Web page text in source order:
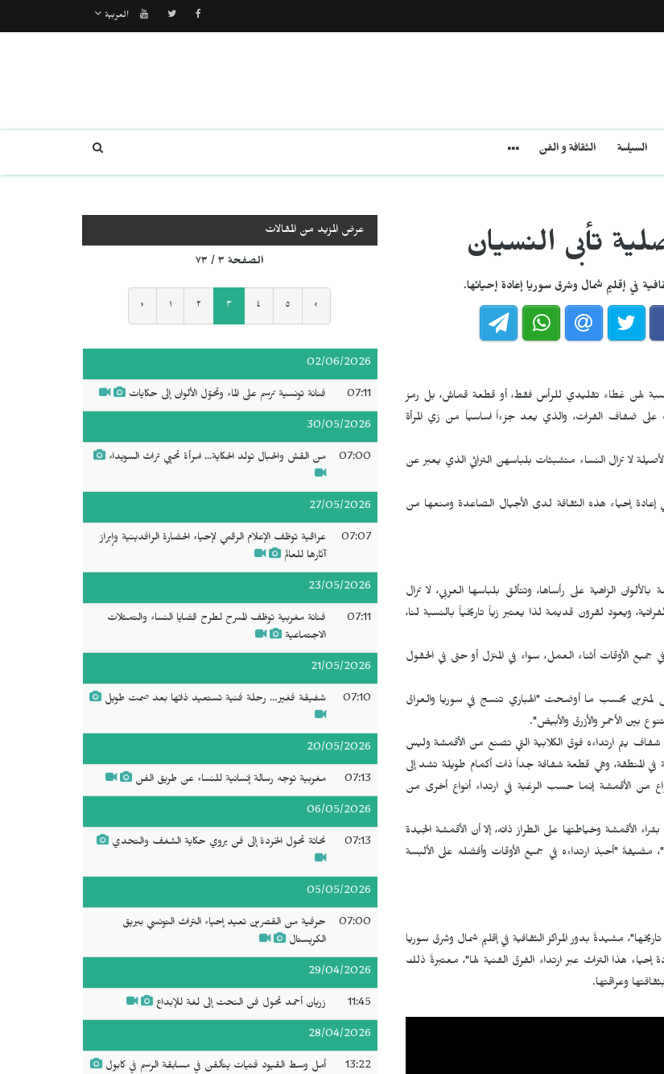
العربية
السياسة الثقافة و الفن
تأبى النسيان
في إقليم شمال وشرق سوريا إعادة إحيائها.
لهن غطاء تقليدي للرأس فقط، أو قطعة قماش، بل رمز
على ضفاف الفرات، والذي يعد جزءاً اساسياً من زي المرأة
لا تزال النساء متشبثات بلباسهن التراثي الذي يعبر عن
إعادة إحياء هذه الثقافة لدى الأجيال الصاعدة ومنعها من
الزاهية على رأساها، وتتألق بلباسها العربي، لا تزال
ويعود لقرون قديمة لذا يعتبر زياً تاريخياً بالنسبة لنا،
الأوقات أثناء العمل، سواء في المنزل أو حتى في الحقول
لمترين بحسب ما أوضحت "الهباري تنسج في سوريا والعراق
بين الأحمر والأزرق والأبيض".
يتم ارتداءه فوق الكلابية التي تصنع من الأقمشة وليس
في المنطقة، وهي قطعة شفافة جداً ذات أكمام طويلة تشد إلى
من الأقمشة إنما حسب الرغبة في ارتداء أنواع أخرى من
الأقمشة وخياطتها على الطراز ذاته، إلا أن الأقمشة الجيدة
الزي بالكامل يكلف أكثر من 500 ألف ل. س"، مضيفةً "أحبذ ارتداءه في جميع الأوقات وأفضله على الألبسة
مشيدةً بدور المراكز الثقافية في إقليم شمال وشرق سوريا
إحياء هذا التراث عبر ارتداء الفرق الفنية لها"، معتبرةً ذلك
وعراقتها.
عرض المزيد من المقالات
الصفحة ٣ / ٧٣
‹ ١ ٢ ٣ ٤ ٥ ›
02/06/2026
07:11 فنانة تونسية ترسم على الماء وتحوّل الألوان إلى حكايات
30/05/2026
07:00 من القش والحبال تولد الحكاية... امرأة تحيي تراث السويداء
27/05/2026
07:07
عراقية توظف الإعلام الرقمي لإحياء الحضارة الرافدينية وإبراز
آثارها للعالم
23/05/2026
07:11
فنانة مغربية توظف المسرح لطرح قضايا النساء والتمثلات
الاجتماعية
21/05/2026
07:10 شفيقة فغير… رحلة فنية تستعيد ذاتها بعد صمت طويل
20/05/2026
07:13 مغربية توجه رسالة إنسانية للنساء عن طريق الفن
06/05/2026
07:13 نحاتة تحول الخردة إلى فن يروي حكاية الشغف والتحدي
05/05/2026
07:00
حرفية من القصرين تعيد إحياء التراث التونسي ببريق
الكريستال
29/04/2026
11:45 زريان أحمد تحول فن النحت إلى لغة للإبداع
28/04/2026
13:22 أمل وسط القيود فتيات يتألقن في مسابقة الرسم في كابول